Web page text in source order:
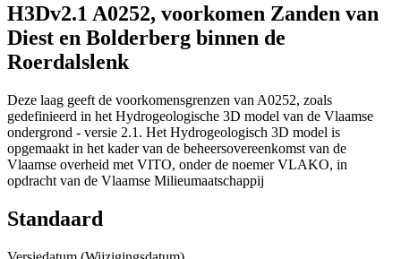
H3Dv2.1 A0252, voorkomen Zanden van
Diest en Bolderberg binnen de
Roerdalslenk
Deze laag geeft de voorkomensgrenzen van A0252, zoals
gedefinieerd in het Hydrogeologische 3D model van de Vlaamse
ondergrond - versie 2.1. Het Hydrogeologisch 3D model is
opgemaakt in het kader van de beheersovereenkomst van de
Vlaamse overheid met VITO, onder de noemer VLAKO, in
opdracht van de Vlaamse Milieumaatschappij
Standaard